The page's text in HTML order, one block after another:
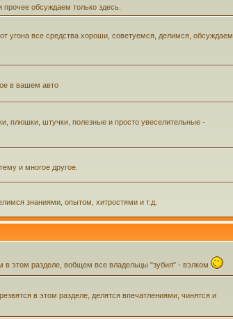
обсуждаем только здесь.
угона все средства хороши, советуемся, делимся, обсуждаем
в вашем авто
плюшки, штучки, полезные и просто увеселительные -
и многое другое.
знаниями, опытом, хитростями и т.д.
этом разделе, вобщем все владельцы "зубил" - вэлком
в этом разделе, делятся впечатлениями, чинятся и